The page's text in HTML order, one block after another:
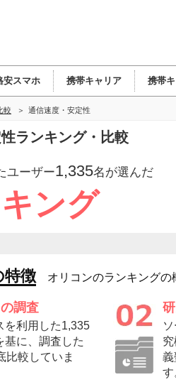
安スマホ 携帯キャリア 携帯
較 通信速度・安定性
ランキング・比較
ユーザー1,335名が選んだ
ング
特徴 オリコンのランキングの
調査
を利用した1,335
基に、調査した
比較していま
義
す